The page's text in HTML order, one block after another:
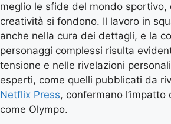
meglio le sfide del mondo sportivo,
creatività si fondono. Il lavoro in
anche nella cura dei dettagli, e la
personaggi complessi risulta
tensione e nelle rivelazioni
esperti, come quelli pubblicati da
Netflix Press, confermano
come Olympo.